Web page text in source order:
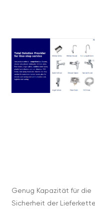
Genug Kapazität für die
Sicherheit der